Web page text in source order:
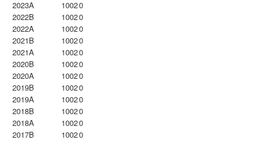
2023Α
10020
2022B
10020
2022A
10020
2021B
10020
2021A
10020
2020B
10020
2020A
10020
2019B
10020
2019A
10020
2018B
10020
2018A
10020
2017B
10020